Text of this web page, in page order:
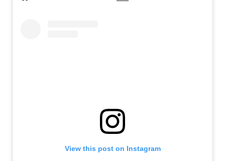
View this post on Instagram